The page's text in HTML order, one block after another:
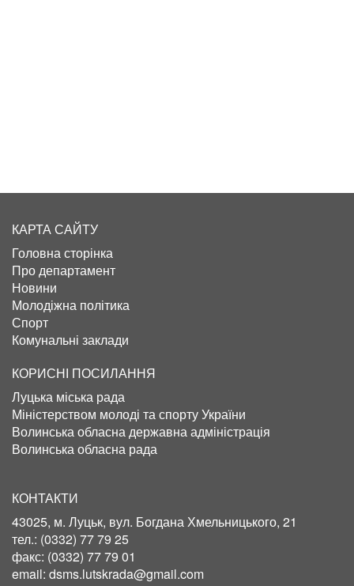
КАРТА САЙТУ
Головна сторінка
Про департамент
Новини
Молодіжна політика
Спорт
Комунальні заклади
КОРИСНІ ПОСИЛАННЯ
Луцька міська рада
Міністерством молоді та спорту України
Волинська обласна державна адміністрація
Волинська обласна рада
КОНТАКТИ
43025, м. Луцьк, вул. Богдана Хмельницького, 21
тел.: (0332) 77 79 25
факс: (0332) 77 79 01
email: dsms.lutskrada@gmail.com